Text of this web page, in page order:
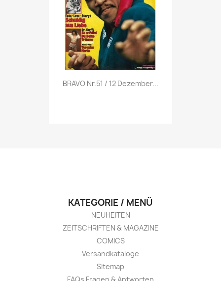
Vorschau
BRAVO Nr.51 / 12 Dezember...
KATEGORIE / MENÜ
NEUHEITEN
ZEITSCHRIFTEN & MAGAZINE
COMICS
Versandkataloge
Sitemap